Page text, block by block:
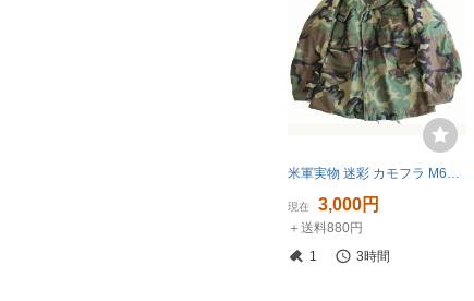
米軍実物 迷彩 カモフラ M65 フィールドジャケット ミリタリージャケット M-REG G32
現在 3,000円
＋送料880円
1
3時間